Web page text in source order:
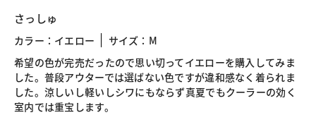
さっしゅ
カラー：イエロー
サイズ：M
希望の色が完売だったので思い切ってイエローを購入してみま
した。普段アウターでは選ばない色ですが違和感なく着られま
した。涼しいし軽いしシワにもならず真夏でもクーラーの効く
室内では重宝します。